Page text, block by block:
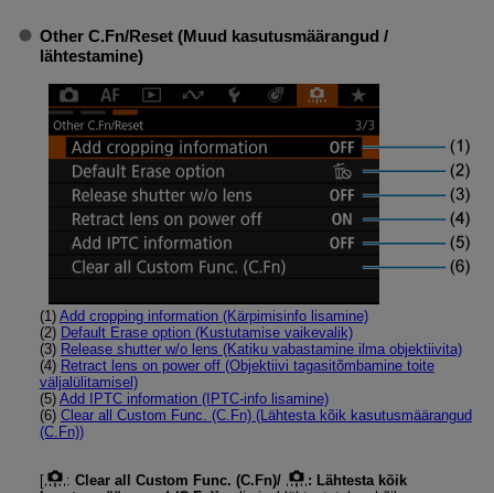
Other C.Fn/Reset (Muud kasutusmäärangud /
lähtestamine)
(1) Add cropping information (Kärpimisinfo lisamine)
(2) Default Erase option (Kustutamise vaikevalik)
(3) Release shutter w/o lens (Katiku vabastamine ilma objektiivita)
(4) Retract lens on power off (Objektiivi tagasitõmbamine toite
väljalülitamisel)
(5) Add IPTC information (IPTC-info lisamine)
(6) Clear all Custom Func. (C.Fn) (Lähtesta kõik kasutusmäärangud
(C.Fn))
[ : Clear all Custom Func. (C.Fn)/
: Lähtesta kõik